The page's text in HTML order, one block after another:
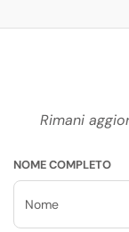
Rimani
NOME COMPLETO